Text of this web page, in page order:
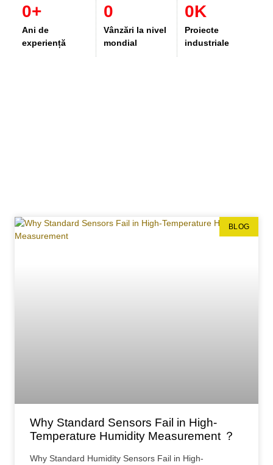
0+
Ani de
experiență
0
Vânzări la nivel
mondial
0K
Proiecte
industriale
BLOG
Why Standard Sensors Fail in High-
Temperature Humidity Measurement ？
Why Standard Humidity Sensors Fail in High-